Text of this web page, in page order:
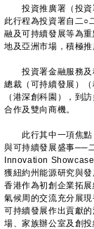
投資推廣署（投資
此行程為投資署自二○
融及可持續發展等為
地及亞洲市場，積極推
投資署金融服務及
總裁（可持續發展）
（港深創科園），到
合作及雙向商機。
此行其中一項焦點
與可持續發展盛事──
Innovation
獲紐約州能源研究與
香港作為初創企業拓
氣候周的交流充分展
可持續發展作出貢獻
場、家族辦公室及創